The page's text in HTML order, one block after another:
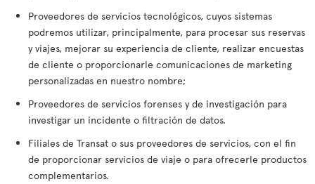
Proveedores de servicios tecnológicos, cuyos sistemas
podremos utilizar, principalmente, para procesar sus reservas
y viajes, mejorar su experiencia de cliente, realizar encuestas
de cliente o proporcionarle comunicaciones de marketing
personalizadas en nuestro nombre;
Proveedores de servicios forenses y de investigación para
investigar un incidente o filtración de datos.
Filiales de Transat o sus proveedores de servicios, con el fin
de proporcionar servicios de viaje o para ofrecerle productos
complementarios.